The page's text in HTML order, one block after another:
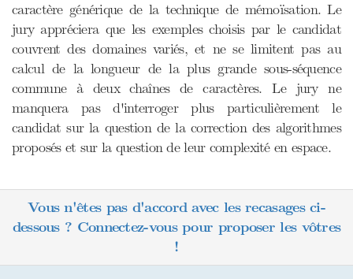
caractère générique de la technique de mémoïsation. Le
jury appréciera que les exemples choisis par le candidat
couvrent des domaines variés, et ne se limitent pas au
calcul de la longueur de la plus grande sous-séquence
commune à deux chaînes de caractères. Le jury ne
manquera pas d'interroger plus particulièrement le
candidat sur la question de la correction des algorithmes
proposés et sur la question de leur complexité en espace.
Vous n'êtes pas d'accord avec les recasages ci-
dessous ? Connectez-vous pour proposer les vôtres
!